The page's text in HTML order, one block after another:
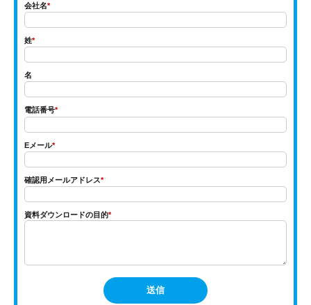
会社名*
姓*
名
電話番号*
Eメール*
確認用メールアドレス*
資料ダウンロードの目的*